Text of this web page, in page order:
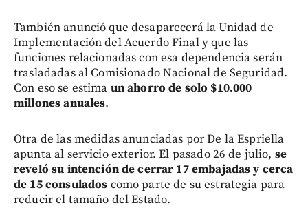
También anunció que desaparecerá la Unidad de
Implementación del Acuerdo Final y que las
funciones relacionadas con esa dependencia serán
trasladadas al Comisionado Nacional de Seguridad.
Con eso se estima un ahorro de solo $10.000
millones anuales.
Otra de las medidas anunciadas por De la Espriella
apunta al servicio exterior. El pasado 26 de julio, se
reveló su intención de cerrar 17 embajadas y cerca
de 15 consulados como parte de su estrategia para
reducir el tamaño del Estado.